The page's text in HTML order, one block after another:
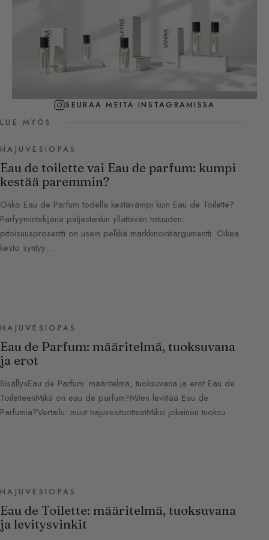
SEURAA MEITÄ INSTAGRAMISSA
LUE MYÖS
HAJUVESIOPAS
Eau de toilette vai Eau de parfum: kumpi
kestää paremmin?
Onko Eau de Parfum todella kestävämpi kuin Eau de Toilette?
Parfyymintekijänä paljastankin yllättävän totuuden:
pitoisuusprosentti on usein pelkkä markkinointiargumentti. Oikea
kesto syntyy…
HAJUVESIOPAS
Eau de Parfum: määritelmä, tuoksuvana
ja erot
SisällysEau de Parfum: määritelmä, tuoksuvana ja erot Eau de
ToiletteenMikä on eau de parfum?Miten levittää Eau de
Parfumia?Vertailu: muut hajuvesituotteetMiksi jokainen tuoksu…
HAJUVESIOPAS
Eau de Toilette: määritelmä, tuoksuvana
ja levitysvinkit